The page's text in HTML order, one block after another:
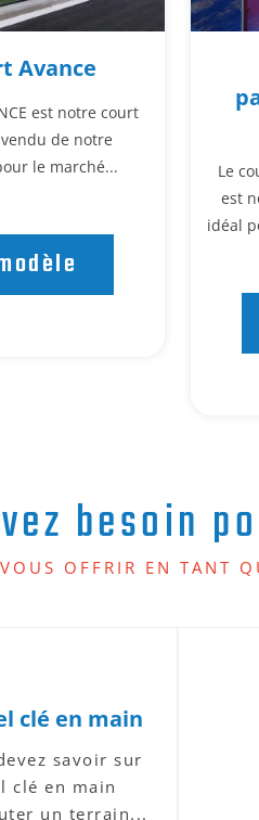
Avance
est notre court
de notre
le marché...
Le
est
idéal
besoin
OFFRIR EN TANT
clé en main
savoir sur
clé en main
un terrain...